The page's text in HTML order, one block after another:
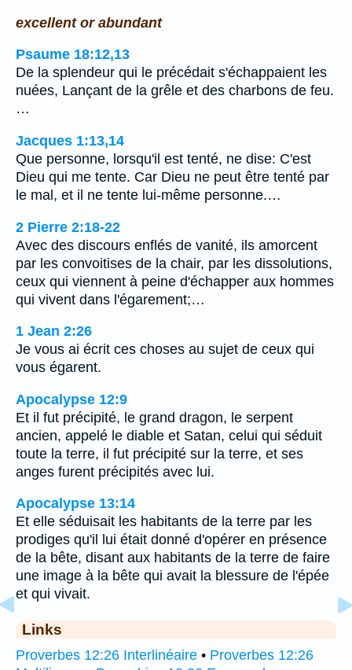
excellent or abundant
Psaume 18:12,13
De la splendeur qui le précédait s'échappaient les
nuées, Lançant de la grêle et des charbons de feu.
…
Jacques 1:13,14
Que personne, lorsqu'il est tenté, ne dise: C'est
Dieu qui me tente. Car Dieu ne peut être tenté par
le mal, et il ne tente lui-même personne.…
2 Pierre 2:18-22
Avec des discours enflés de vanité, ils amorcent
par les convoitises de la chair, par les dissolutions,
ceux qui viennent à peine d'échapper aux hommes
qui vivent dans l'égarement;…
1 Jean 2:26
Je vous ai écrit ces choses au sujet de ceux qui
vous égarent.
Apocalypse 12:9
Et il fut précipité, le grand dragon, le serpent
ancien, appelé le diable et Satan, celui qui séduit
toute la terre, il fut précipité sur la terre, et ses
anges furent précipités avec lui.
Apocalypse 13:14
Et elle séduisait les habitants de la terre par les
prodiges qu'il lui était donné d'opérer en présence
de la bête, disant aux habitants de la terre de faire
une image à la bête qui avait la blessure de l'épée
et qui vivait.
Links
Proverbes 12:26 Interlinéaire • Proverbes 12:26